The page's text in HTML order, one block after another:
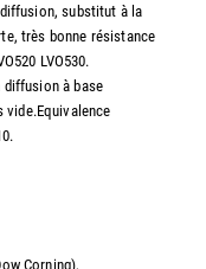
substitut à la
très bonne résistance
LVO530.
diffusion à base
Corning),